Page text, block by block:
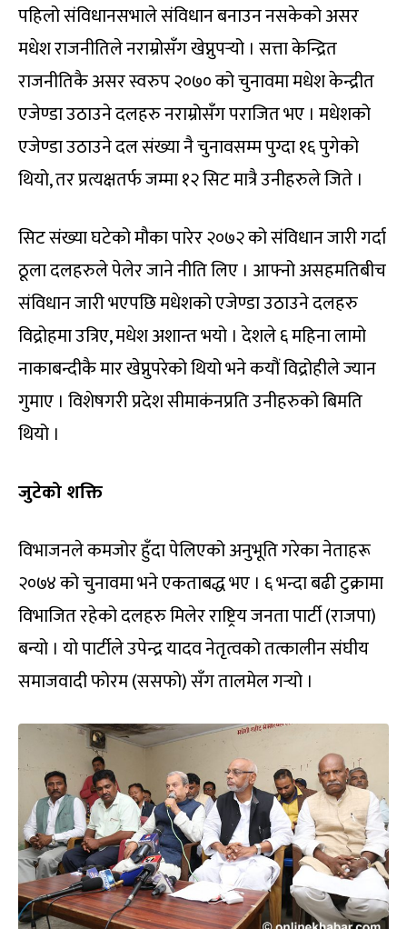
पहिलो संविधानसभाले संविधान बनाउन नसकेको असर
मधेश राजनीतिले नराम्रोसँग खेप्नुपर्‍यो । सत्ता केन्द्रित
राजनीतिकै असर स्वरुप २०७० को चुनावमा मधेश केन्द्रीत
एजेण्डा उठाउने दलहरु नराम्रोसँग पराजित भए । मधेशको
एजेण्डा उठाउने दल संख्या नै चुनावसम्म पुग्दा १६ पुगेको
थियो, तर प्रत्यक्षतर्फ जम्मा १२ सिट मात्रै उनीहरुले जिते ।
सिट संख्या घटेको मौका पारेर २०७२ को संविधान जारी गर्दा
ठूला दलहरुले पेलेर जाने नीति लिए । आफ्नो असहमतिबीच
संविधान जारी भएपछि मधेशको एजेण्डा उठाउने दलहरु
विद्रोहमा उत्रिए, मधेश अशान्त भयो । देशले ६ महिना लामो
नाकाबन्दीकै मार खेप्नुपरेको थियो भने कयौं विद्रोहीले ज्यान
गुमाए । विशेषगरी प्रदेश सीमाकंनप्रति उनीहरुको बिमति
थियो ।
जुटेको शक्ति
विभाजनले कमजोर हुँदा पेलिएको अनुभूति गरेका नेताहरू
२०७४ को चुनावमा भने एकताबद्ध भए । ६ भन्दा बढी टुक्रामा
विभाजित रहेको दलहरु मिलेर राष्ट्रिय जनता पार्टी (राजपा)
बन्यो । यो पार्टीले उपेन्द्र यादव नेतृत्वको तत्कालीन संघीय
समाजवादी फोरम (ससफो) सँग तालमेल गर्‍यो ।